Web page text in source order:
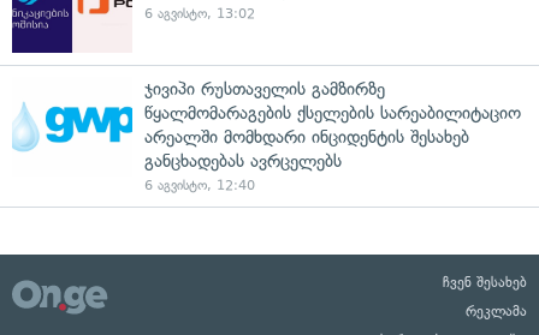
6 აგვისტო, 13:02
ჯივიპი რუსთაველის გამზირზე
წყალმომარაგების ქსელების სარეაბილიტაციო
არეალში მომხდარი ინციდენტის შესახებ
განცხადებას ავრცელებს
6 აგვისტო, 12:40
ჩვენ შესახებ
რეკლამა